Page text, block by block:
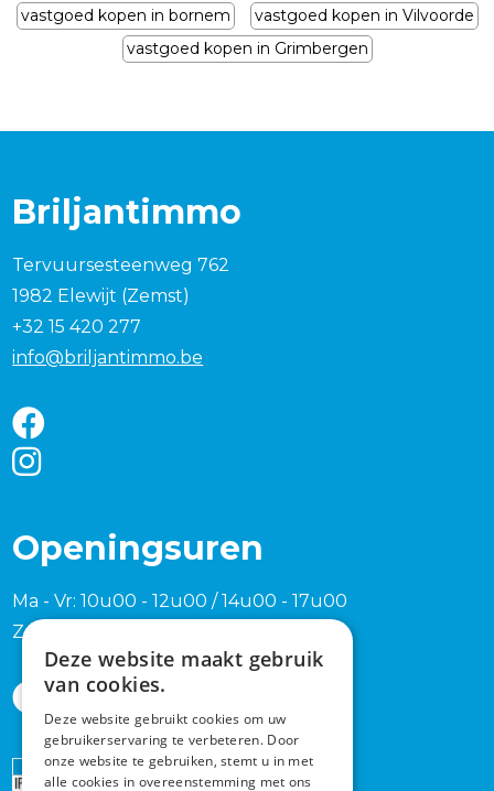
vastgoed kopen in bornem
vastgoed kopen in Vilvoorde
vastgoed kopen in Grimbergen
Briljantimmo
Tervuursesteenweg 762
1982 Elewijt (Zemst)
+32 15 420 277
info@briljantimmo.be
Openingsuren
Ma - Vr: 10u00 - 12u00 / 14u00 - 17u00
Zaterdag en zondag na afspraak
Erkend
Deze website maakt gebruik
van cookies.
Deze website gebruikt cookies om uw
gebruikerservaring te verbeteren. Door
onze website te gebruiken, stemt u in met
alle cookies in overeenstemming met ons